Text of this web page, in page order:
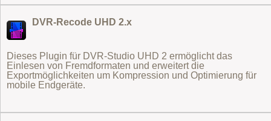
DVR-Recode UHD 2.x
Dieses Plugin für DVR-Studio UHD 2 ermöglicht das
Einlesen von Fremdformaten und erweitert die
Exportmöglichkeiten um Kompression und Optimierung für
mobile Endgeräte.